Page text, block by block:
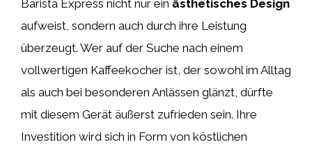
Barista Express nicht nur ein ästhetisches Design
aufweist, sondern auch durch ihre Leistung
überzeugt. Wer auf der Suche nach einem
vollwertigen Kaffeekocher ist, der sowohl im Alltag
als auch bei besonderen Anlässen glänzt, dürfte
mit diesem Gerät äußerst zufrieden sein. Ihre
Investition wird sich in Form von köstlichen